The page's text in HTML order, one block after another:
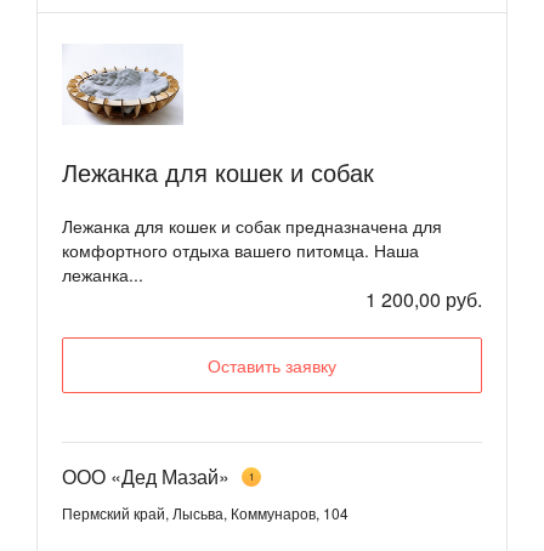
Лежанка для кошек и собак
Лежанка для кошек и собак предназначена для
комфортного отдыха вашего питомца. Наша
лежанка...
1 200,00 руб.
Оставить заявку
ООО «Дед Мазай» 1
Пермский край, Лысьва, Коммунаров, 104